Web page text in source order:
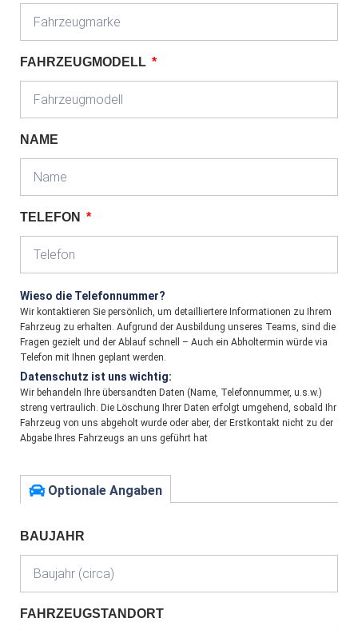
FAHRZEUGMODELL
NAME
TELEFON
Wieso die Telefonnummer?
Wir kontaktieren Sie persönlich, um detailliertere Informationen zu Ihrem
Fahrzeug zu erhalten. Aufgrund der Ausbildung unseres Teams, sind die
Fragen gezielt und der Ablauf schnell – Auch ein Abholtermin würde via
Telefon mit Ihnen geplant werden.
Datenschutz ist uns wichtig:
Wir behandeln Ihre übersandten Daten (Name, Telefonnummer, u.s.w.)
streng vertraulich. Die Löschung Ihrer Daten erfolgt umgehend, sobald Ihr
Fahrzeug von uns abgeholt wurde oder aber, der Erstkontakt nicht zu der
Abgabe Ihres Fahrzeugs an uns geführt hat
Optionale Angaben
BAUJAHR
FAHRZEUGSTANDORT